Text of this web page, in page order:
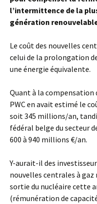
l’intermittence de la
génération
Le coût des nouvelles
celui de la prolongation
une énergie équivalente.
Quant à la compensation
PWC en avait estimé le
soit 345 millions/an,
fédéral belge du secteur
600 à 940 millions €/an.
Y-aurait-il des
nouvelles centrales à gaz
sortie du nucléaire cette
(rémunération de